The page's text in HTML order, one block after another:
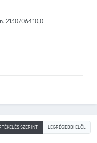
2130706410,0
SZERINT LEGRÉGEBBI ELÖL